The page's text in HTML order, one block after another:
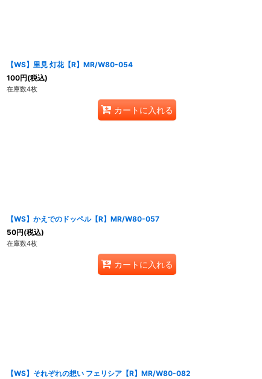
【WS】里見 灯花【R】MR/W80-054
100円(税込)
在庫数4枚
カートに入れる
【WS】かえでのドッペル【R】MR/W80-057
50円(税込)
在庫数4枚
カートに入れる
【WS】それぞれの想い フェリシア【R】MR/W80-082